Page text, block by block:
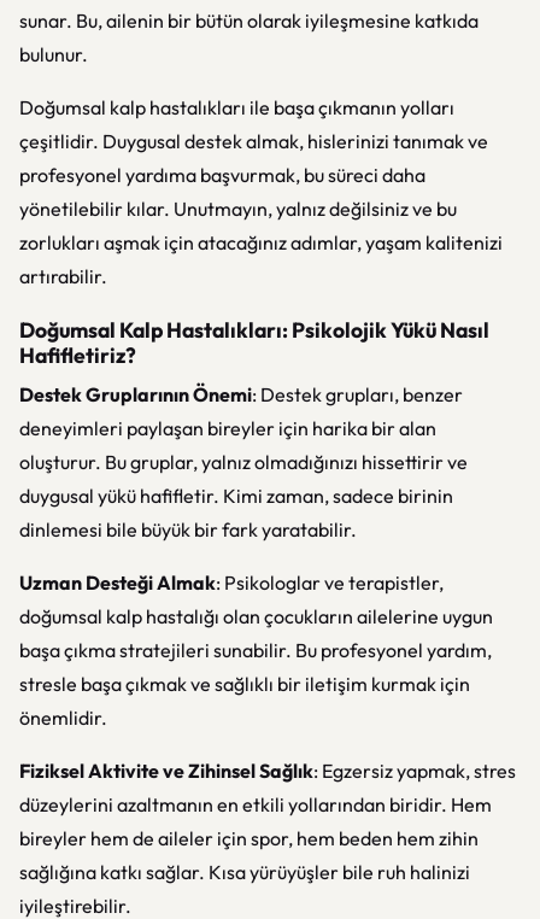
sunar. Bu, ailenin bir bütün olarak iyileşmesine katkıda
bulunur.
Doğumsal kalp hastalıkları ile başa çıkmanın yolları
çeşitlidir. Duygusal destek almak, hislerinizi tanımak ve
profesyonel yardıma başvurmak, bu süreci daha
yönetilebilir kılar. Unutmayın, yalnız değilsiniz ve bu
zorlukları aşmak için atacağınız adımlar, yaşam kalitenizi
artırabilir.
Doğumsal Kalp Hastalıkları: Psikolojik Yükü Nasıl
Hafifletiriz?
Destek Gruplarının Önemi: Destek grupları, benzer
deneyimleri paylaşan bireyler için harika bir alan
oluşturur. Bu gruplar, yalnız olmadığınızı hissettirir ve
duygusal yükü hafifletir. Kimi zaman, sadece birinin
dinlemesi bile büyük bir fark yaratabilir.
Uzman Desteği Almak: Psikologlar ve terapistler,
doğumsal kalp hastalığı olan çocukların ailelerine uygun
başa çıkma stratejileri sunabilir. Bu profesyonel yardım,
stresle başa çıkmak ve sağlıklı bir iletişim kurmak için
önemlidir.
Fiziksel Aktivite ve Zihinsel Sağlık: Egzersiz yapmak, stres
düzeylerini azaltmanın en etkili yollarından biridir. Hem
bireyler hem de aileler için spor, hem beden hem zihin
sağlığına katkı sağlar. Kısa yürüyüşler bile ruh halinizi
iyileştirebilir.